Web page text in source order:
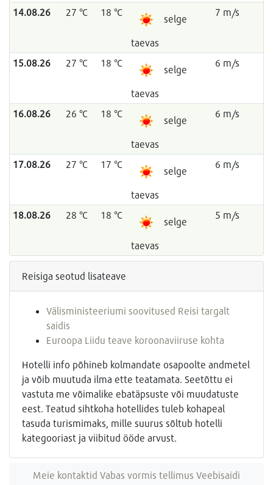
14.08.26 27 °C 18 °C
selge
taevas
7 m/s
15.08.26 27 °C 18 °C
selge
taevas
6 m/s
16.08.26 26 °C 18 °C
selge
taevas
6 m/s
17.08.26 27 °C 17 °C
selge
taevas
6 m/s
18.08.26 28 °C 18 °C
selge
taevas
5 m/s
Reisiga seotud lisateave
Välisministeeriumi soovitused Reisi targalt
saidis
Euroopa Liidu teave koroonaviiruse kohta
Hotelli info põhineb kolmandate osapoolte andmetel
ja võib muutuda ilma ette teatamata. Seetõttu ei
vastuta me võimalike ebatäpsuste või muudatuste
eest. Teatud sihtkoha hotellides tuleb kohapeal
tasuda turismimaks, mille suurus sõltub hotelli
kategooriast ja viibitud ööde arvust.
Meie kontaktid Vabas vormis tellimus Veebisaidi